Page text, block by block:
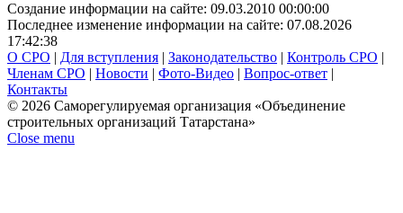
Создание информации на сайте: 09.03.2010 00:00:00
Последнее изменение информации на сайте: 07.08.2026
17:42:38
О СРО | Для вступления | Законодательство | Контроль СРО |
Членам СРО | Новости | Фото-Видео | Вопрос-ответ |
Контакты
© 2026 Саморегулируемая организация «Объединение
строительных организаций Татарстана»
Close menu